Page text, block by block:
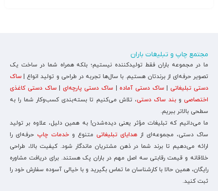
مجتمع چاپ و تبلیغات باران
ما در مجموعه باران فقط تولیدکننده نیستیم؛ بلکه همراه شما در ساخت یک
تصویر حرفه‌ای از برندتان هستیم. با سال‌ها تجربه در طراحی و تولید انواع | ساک
دستی تبلیغاتی |ساک دستی آماده ساک دستی پارچه‌ای| ساک دستی کاغذی
اختصاصی وبند ساک دستی، تلاش می‌کنیم تا بسته‌بندی کسب‌وکار شما را به
سطحی بالاتر ببریم.
ما می‌دانیم که تبلیغات مؤثر یعنی دیده‌شدن! به همین دلیل، علاوه بر تولید
ساک دستی، مجموعه‌ای از هدایای تبلیغاتی متنوع و خدمات چاپ حرفه‌ای را
ارائه می‌دهیم تا برند شما در ذهن مشتریان ماندگار شود. کیفیت بالا، طراحی
خلاقانه و قیمت رقابتی سه اصل مهم در باران پک هستند. برای دریافت مشاوره
رایگان، همین حالا با کارشناسان ما تماس بگیرید و با خیالی آسوده سفارش خود را
ثبت کنید.